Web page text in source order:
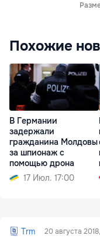
Похожие
В Германии
задержали
гражданина Молдовы
за шпионаж с
помощью дрона
17 Июл. 17:00
Trm 20 августа